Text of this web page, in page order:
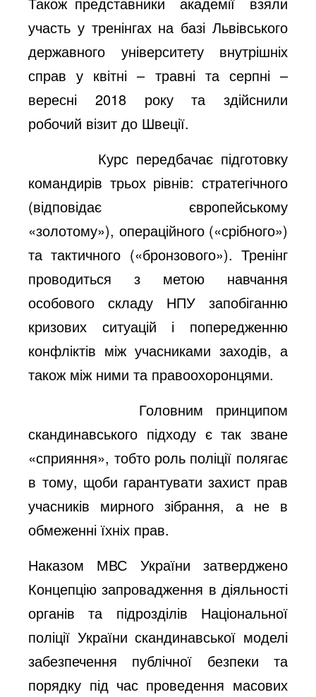
участь у тренінгах на базі Львівського
державного університету внутрішніх
справ у квітні – травні та серпні –
вересні 2018 року та здійснили
робочий візит до Швеції.
Курс передбачає підготовку
командирів трьох рівнів: стратегічного
(відповідає європейському
«золотому»), операційного («срібного»)
та тактичного («бронзового»). Тренінг
проводиться з метою навчання
особового складу НПУ запобіганню
кризових ситуацій і попередженню
конфліктів між учасниками заходів, а
також між ними та правоохоронцями.
Головним принципом
скандинавського підходу є так зване
«сприяння», тобто роль поліції полягає
в тому, щоби гарантувати захист прав
учасників мирного зібрання, а не в
обмеженні їхніх прав.
Наказом МВС України затверджено
Концепцію запровадження в діяльності
органів та підрозділів Національної
поліції України скандинавської моделі
забезпечення публічної безпеки та
порядку під час проведення масових